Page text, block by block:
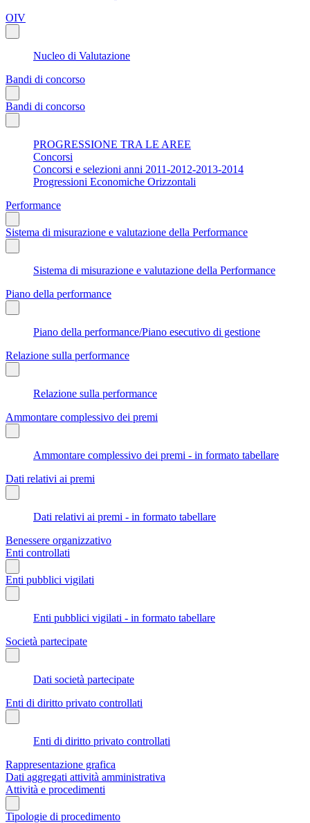
OIV
Nucleo di Valutazione
Bandi di concorso
Bandi di concorso
PROGRESSIONE TRA LE AREE
Concorsi
Concorsi e selezioni anni 2011-2012-2013-2014
Progressioni Economiche Orizzontali
Performance
Sistema di misurazione e valutazione della Performance
Sistema di misurazione e valutazione della Performance
Piano della performance
Piano della performance/Piano esecutivo di gestione
Relazione sulla performance
Relazione sulla performance
Ammontare complessivo dei premi
Ammontare complessivo dei premi - in formato tabellare
Dati relativi ai premi
Dati relativi ai premi - in formato tabellare
Benessere organizzativo
Enti controllati
Enti pubblici vigilati
Enti pubblici vigilati - in formato tabellare
Società partecipate
Dati società partecipate
Enti di diritto privato controllati
Enti di diritto privato controllati
Rappresentazione grafica
Dati aggregati attività amministrativa
Attività e procedimenti
Tipologie di procedimento